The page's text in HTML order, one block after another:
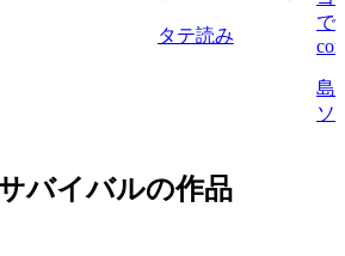
タテ読み
で
島
ソ
バイバルの作品